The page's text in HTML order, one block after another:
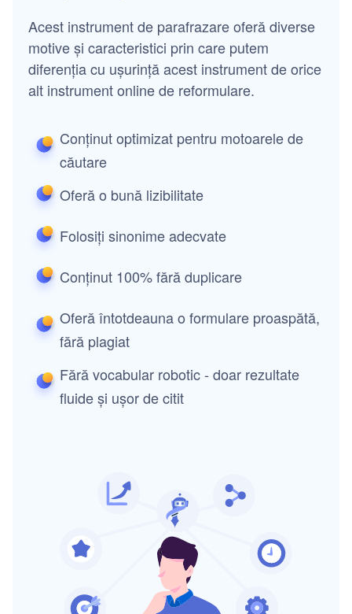
Acest instrument de parafrazare oferă diverse
motive și caracteristici prin care putem
diferenția cu ușurință acest instrument de orice
alt instrument online de reformulare.
Conținut optimizat pentru motoarele de
căutare
Oferă o bună lizibilitate
Folosiți sinonime adecvate
Conținut 100% fără duplicare
Oferă întotdeauna o formulare proaspătă,
fără plagiat
Fără vocabular robotic - doar rezultate
fluide și ușor de citit